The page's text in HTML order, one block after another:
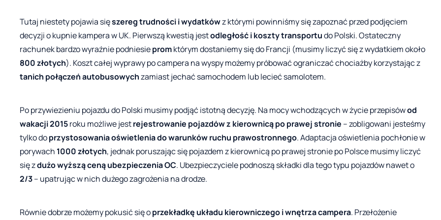
Tutaj niestety pojawia sięszereg trudności i wydatkówz którymi powinniśmy się zapoznać przed podjęciem
decyzji o kupnie kampera w UK. Pierwszą kwestią jestodległość i koszty transportudo Polski. Ostateczny
rachunek bardzo wyraźnie podniesiepromktórym dostaniemy się do Francji (musimy liczyć się z wydatkiem około
800 złotych). Koszt całej wyprawy po campera na wyspy możemy próbować ograniczać chociażby korzystając z
tanich połączeń autobusowychzamiast jechać samochodem lub lecieć samolotem.
Po przywiezieniu pojazdu do Polski musimy podjąć istotną decyzję. Na mocy wchodzących w życie przepisówod
wakacji 2015roku możliwe jestrejestrowanie pojazdów z kierownicą po prawej stronie – zobligowani jesteśmy
tylko doprzystosowania oświetlenia do warunków ruchu prawostronnego. Adaptacja oświetlenia pochłonie w
porywach 1000 złotych, jednak poruszając się pojazdem z kierownicą po prawej stronie po Polsce musimy liczyć
się zdużo wyższą ceną ubezpieczenia OC. Ubezpieczyciele podnoszą składki dla tego typu pojazdów nawet o
2/3– upatrując w nich dużego zagrożenia na drodze.
Równie dobrze możemy pokusić się oprzekładkę układu kierowniczego i wnętrza campera. Przełożenie